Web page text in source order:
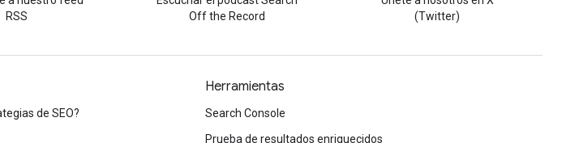
RSS
Off the Record
(Twitter)
de SEO?
Herramientas
Search Console
Prueba de resultados enriquecidos